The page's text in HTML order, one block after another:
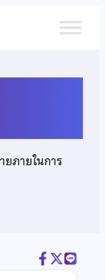
ภายในการ